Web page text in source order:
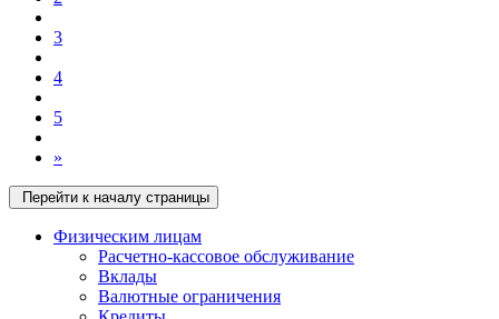
3
4
5
»
Перейти к началу страницы
Физическим лицам
Расчетно-кассовое обслуживание
Вклады
Валютные ограничения